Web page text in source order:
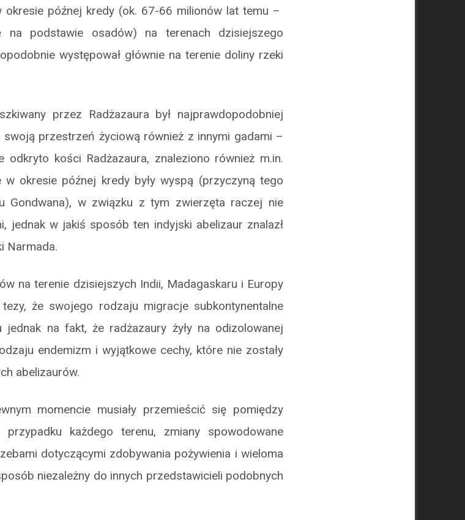
okresie późnej kredy (ok. 67-66 milionów lat temu –
na podstawie osadów) na terenach dzisiejszego
występował głównie na terenie doliny rzeki
przez Radżazaura był najprawdopodobniej
swoją przestrzeń życiową również z innymi gadami –
kości Radżazaura, znaleziono również m.in.
w okresie późnej kredy były wyspą (przyczyną tego
Gondwana), w związku z tym zwierzęta raczej nie
jednak w jakiś sposób ten indyjski abelizaur znalazł
Narmada.
na terenie dzisiejszych Indii, Madagaskaru i Europy
że swojego rodzaju migracje subkontynentalne
jednak na fakt, że radżazaury żyły na odizolowanej
endemizm i wyjątkowe cechy, które nie zostały
abelizaurów.
momencie musiały przemieścić się pomiędzy
każdego terenu, zmiany spowodowane
dotyczącymi zdobywania pożywienia i wieloma
niezależny do innych przedstawicieli podobnych